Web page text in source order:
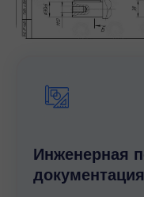
Инженерная
документация